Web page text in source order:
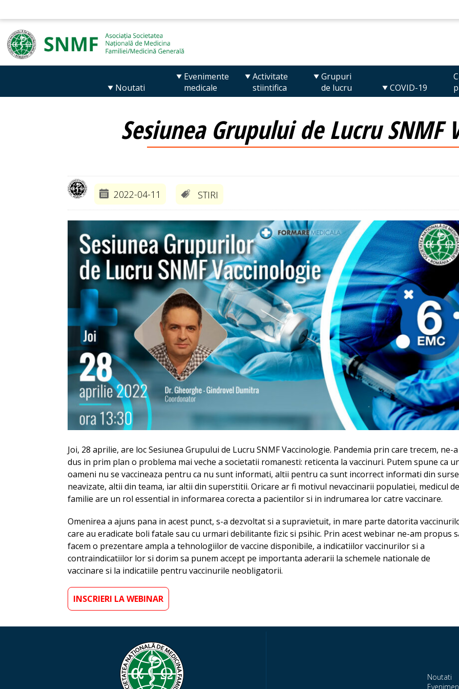
Noutati
Evenimente
medicale
Activitate
stiintifica
Grupuri
de lucru
COVID-19
Sesiunea Grupului de Lucru SNMF
2022-04-11 STIRI
Joi, 28 aprilie, are loc Sesiunea Grupului de Lucru SNMF Vaccinologie. Pandemia prin care trecem, ne-
dus in prim plan o problema mai veche a societatii romanesti: reticenta la vaccinuri. Putem spune ca
oameni nu se vaccineaza pentru ca nu sunt informati, altii pentru ca sunt incorrect informati din surse
neavizate, altii din teama, iar altii din superstitii. Oricare ar fi motivul nevaccinarii populatiei, medicul de
familie are un rol essential in informarea corecta a pacientilor si in indrumarea lor catre vaccinare.
Omenirea a ajuns pana in acest punct, s-a dezvoltat si a supravietuit, in mare parte datorita
care au eradicate boli fatale sau cu urmari debilitante fizic si psihic. Prin acest webinar ne-am propus
facem o prezentare ampla a tehnologiilor de vaccine disponibile, a indicatiilor vaccinurilor si a
contraindicatiilor lor si dorim sa punem accept pe importanta aderarii la schemele nationale de
vaccinare si la indicatiile pentru vaccinurile neobligatorii.
INSCRIERI LA WEBINAR
Noutati